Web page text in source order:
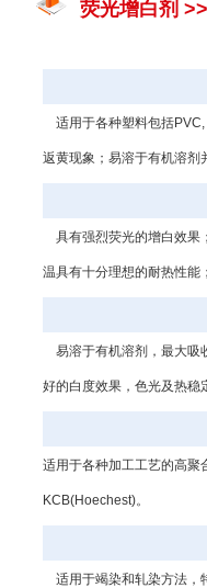
荧光增白剂
适用于各种塑料包括PVC,
返黄现象；易溶于有机溶剂
具有强烈荧光的增白效果
温具有十分理想的耐热性
易溶于有机溶剂，最大吸
好的白度效果，色光及热稳
适用于各种加工工艺的高聚
KCB(Hoechest)。
适用于竭染和轧染方法，